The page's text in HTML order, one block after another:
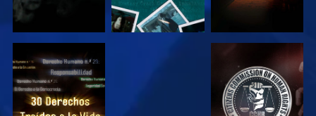
VE VE